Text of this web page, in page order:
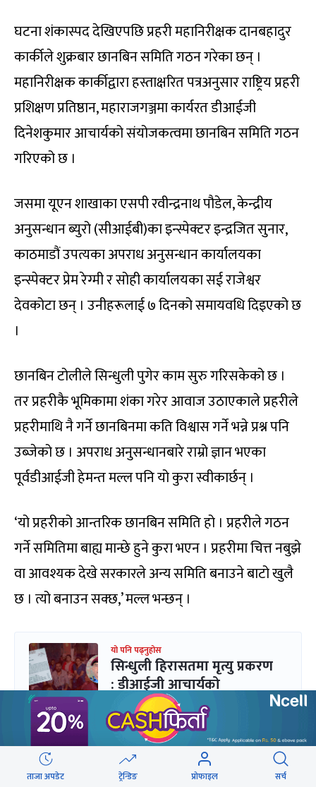
घटना शंकास्पद देखिएपछि प्रहरी महानिरीक्षक दानबहादुर
कार्कीले शुक्रबार छानबिन समिति गठन गरेका छन् ।
महानिरीक्षक कार्कीद्वारा हस्ताक्षरित पत्रअनुसार राष्ट्रिय प्रहरी
प्रशिक्षण प्रतिष्ठान, महाराजगञ्जमा कार्यरत डीआईजी
दिनेशकुमार आचार्यको संयोजकत्वमा छानबिन समिति गठन
गरिएको छ ।
जसमा यूएन शाखाका एसपी रवीन्द्रनाथ पौडेल, केन्द्रीय
अनुसन्धान ब्युरो (सीआईबी)का इन्स्पेक्टर इन्द्रजित सुनार,
काठमाडौं उपत्यका अपराध अनुसन्धान कार्यालयका
इन्स्पेक्टर प्रेम रेग्मी र सोही कार्यालयका सई राजेश्वर
देवकोटा छन् । उनीहरूलाई ७ दिनको समायवधि दिइएको छ
।
छानबिन टोलीले सिन्धुली पुगेर काम सुरु गरिसकेको छ ।
तर प्रहरीकै भूमिकामा शंका गरेर आवाज उठाएकाले प्रहरीले
प्रहरीमाथि नै गर्ने छानबिनमा कति विश्वास गर्ने भन्ने प्रश्न पनि
उब्जेको छ । अपराध अनुसन्धानबारे राम्रो ज्ञान भएका
पूर्वडीआईजी हेमन्त मल्ल पनि यो कुरा स्वीकार्छन् ।
‘यो प्रहरीको आन्तरिक छानबिन समिति हो । प्रहरीले गठन
गर्ने समितिमा बाह्य मान्छे हुने कुरा भएन । प्रहरीमा चित्त नबुझे
वा आवश्यक देखे सरकारले अन्य समिति बनाउने बाटो खुलै
छ । त्यो बनाउन सक्छ,’ मल्ल भन्छन् ।
यो पनि पढ्नुहोस
सिन्धुली हिरासतमा मृत्यु प्रकरण
: डीआईजी आचार्यको
संयोजकत्वमा छानबिन समिति
यो समितिले प्रहरीको कहाँ लापरबाही भयो, सुधार गर्नुपर्ने
ताजा अपडेट ट्रेन्डिङ प्रोफाइल सर्च